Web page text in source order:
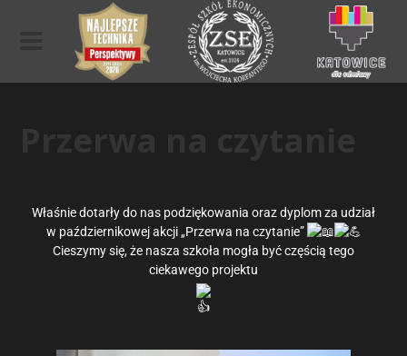
Właśnie dotarły do nas podziękowania oraz dyplom za udział
w październikowej akcji „Przerwa na czytanie”
Cieszymy się, że nasza szkoła mogła być częścią tego
ciekawego projektu